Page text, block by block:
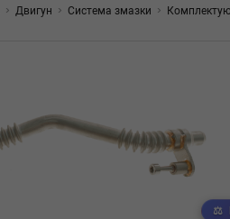
Двигун Система змазки